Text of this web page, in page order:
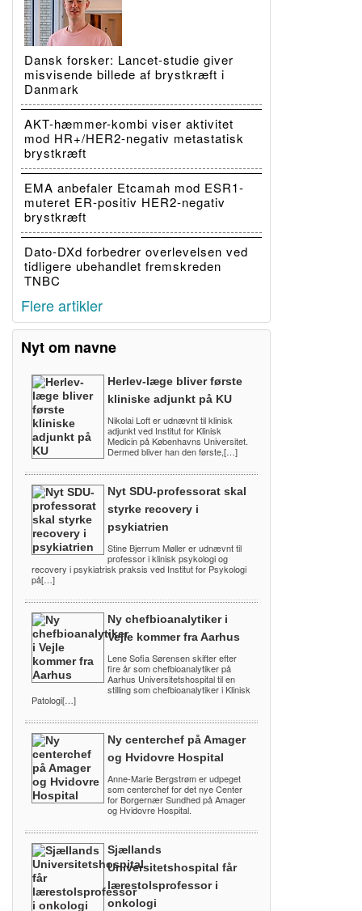
Dansk forsker: Lancet-studie giver
misvisende billede af brystkræft i
Danmark
AKT-hæmmer-kombi viser aktivitet
mod HR+/HER2-negativ metastatisk
brystkræft
EMA anbefaler Etcamah mod ESR1-
muteret ER-positiv HER2-negativ
brystkræft
Dato-DXd forbedrer overlevelsen ved
tidligere ubehandlet fremskreden
TNBC
Flere artikler
Nyt om navne
Herlev-læge bliver første
kliniske adjunkt på KU
Nikolai Loft er udnævnt til klinisk
adjunkt ved Institut for Klinisk
Medicin på Københavns Universitet.
Dermed bliver han den første,[…]
Nyt SDU-professorat skal
styrke recovery i
psykiatrien
Stine Bjerrum Møller er udnævnt til
professor i klinisk psykologi og
recovery i psykiatrisk praksis ved Institut for Psykologi
på[…]
Ny chefbioanalytiker i
Vejle kommer fra Aarhus
Lene Sofia Sørensen skifter efter
fire år som chefbioanalytiker på
Aarhus Universitetshospital til en
stilling som chefbioanalytiker i Klinisk
Patologi[…]
Ny centerchef på Amager
og Hvidovre Hospital
Anne-Marie Bergstrøm er udpeget
som centerchef for det nye Center
for Borgernær Sundhed på Amager
og Hvidovre Hospital.
Sjællands
Universitetshospital får
lærestolsprofessor i
onkologi